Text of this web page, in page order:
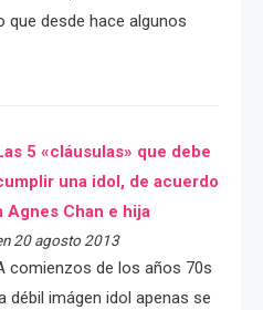
que desde hace algunos
5 «cláusulas» que debe
una idol, de acuerdo
Agnes Chan e hija
20 agosto 2013
comienzos de los años 70s
débil imágen idol apenas se